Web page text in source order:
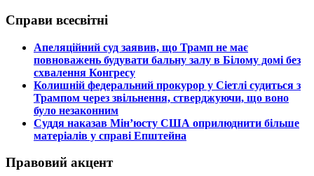
Справи всесвітні
​Апеляційний суд заявив, що Трамп не має
повноважень будувати бальну залу в Білому домі без
схвалення Конгресу
​Колишній федеральний прокурор у Сіетлі судиться з
Трампом через звільнення, стверджуючи, що воно
було незаконним
​Суддя наказав Мін’юсту США оприлюднити більше
матеріалів у справі Епштейна
Правовий акцент